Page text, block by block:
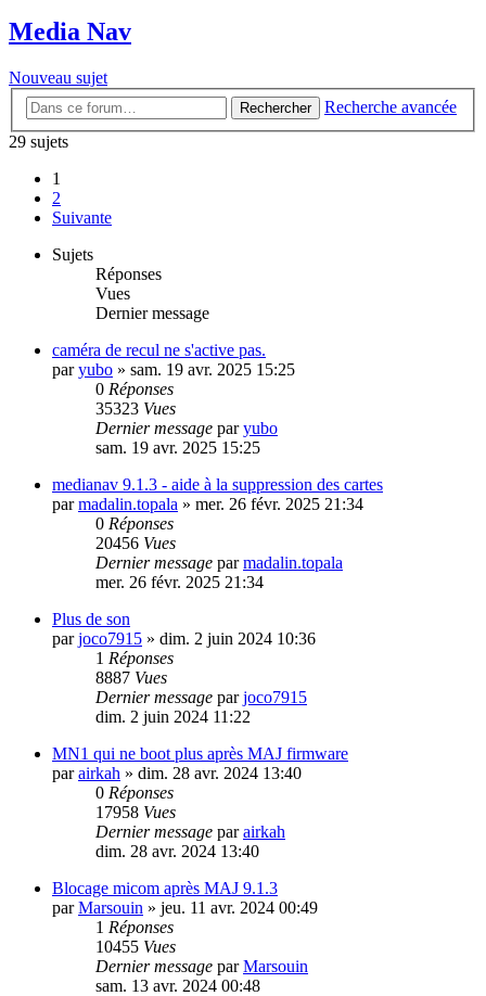
Media Nav
Nouveau sujet
Rechercher
Recherche avancée
29 sujets
1
2
Suivante
Sujets
Réponses
Vues
Dernier message
caméra de recul ne s'active pas.
paryubo » sam. 19 avr. 2025 15:25
0 Réponses
35323 Vues
Dernier message paryubo
sam. 19 avr. 2025 15:25
medianav 9.1.3 - aide à la suppression des cartes
parmadalin.topala » mer. 26 févr. 2025 21:34
0 Réponses
20456 Vues
Dernier message parmadalin.topala
mer. 26 févr. 2025 21:34
Plus de son
parjoco7915 » dim. 2 juin 2024 10:36
1 Réponses
8887 Vues
Dernier message parjoco7915
dim. 2 juin 2024 11:22
MN1 qui ne boot plus après MAJ firmware
parairkah » dim. 28 avr. 2024 13:40
0 Réponses
17958 Vues
Dernier message parairkah
dim. 28 avr. 2024 13:40
Blocage micom après MAJ 9.1.3
parMarsouin » jeu. 11 avr. 2024 00:49
1 Réponses
10455 Vues
Dernier message parMarsouin
sam. 13 avr. 2024 00:48